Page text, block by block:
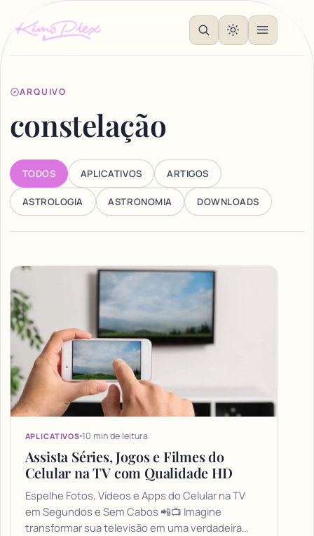
ARQUIVO
constelação
TODOS APLICATIVOS ARTIGOS
ASTROLOGIA ASTRONOMIA DOWNLOADS
Articles
APLICATIVOS 10 min de leitura
Assista Séries, Jogos e Filmes do
Celular na TV com Qualidade HD
Espelhe Fotos, Vídeos e Apps do Celular na TV
em Segundos e Sem Cabos 📲📺 Imagine
transformar sua televisão em uma verdadeira…